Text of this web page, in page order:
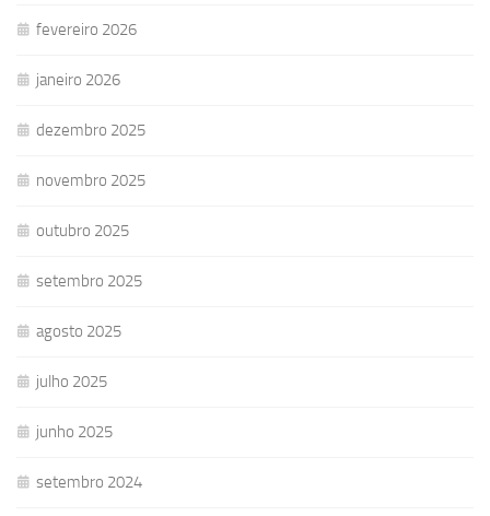
fevereiro 2026
janeiro 2026
dezembro 2025
novembro 2025
outubro 2025
setembro 2025
agosto 2025
julho 2025
junho 2025
setembro 2024